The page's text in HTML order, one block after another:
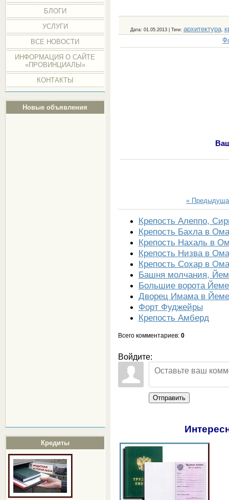
БЛОГИ
УСЛУГИ
ВСЕ НОВОСТИ
ИНФОРМАЦИЯ О САЙТЕ
«ПРОВИНЦИАЛЫ»
КОНТАКТЫ
Новые объявления
Кредиты
Дата: 01.05.2013 | Теги: архитектура,
«
Крепость Алеппо,
Крепость Бахла в
Крепость Нахаль в
Крепость Низва в
Крепость Сохар в
Башня молчания,
Большие ворота
Дворец Имама в
Форт Фуджейры
Крепость Амберд
Всего комментариев: 0
Войдите:
Отправить